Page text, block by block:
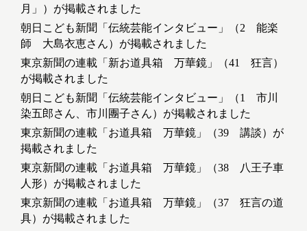
月」）が掲載されました
朝日こども新聞「伝統芸能インタビュー」（2 能楽
師 大島衣恵さん）が掲載されました
東京新聞の連載「新お道具箱 万華鏡」（41 狂言）
が掲載されました
朝日こども新聞「伝統芸能インタビュー」（1 市川
染五郎さん、市川團子さん）が掲載されました
東京新聞の連載「お道具箱 万華鏡」（39 講談）が
掲載されました
東京新聞の連載「お道具箱 万華鏡」（38 八王子車
人形）が掲載されました
東京新聞の連載「お道具箱 万華鏡」（37 狂言の道
具）が掲載されました